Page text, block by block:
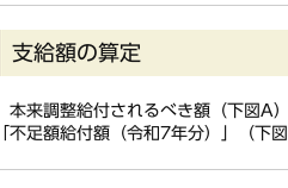
支給額の算定
本来調整給付されるべき額（下図A
「不足額給付額（令和7年分）」（下